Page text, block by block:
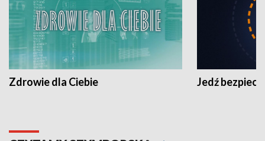
Zdrowie dla Ciebie Jedź